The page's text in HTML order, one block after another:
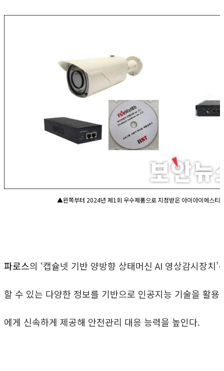
▲왼쪽부터 2024년 제1회 우수제품으로 지정받은 아이아이에스티
파로스의 ‘캡슐넷 기반 양방향 상태머신 AI 영상감시장치
할 수 있는 다양한 정보를 기반으로 인공지능 기술을 활
에게 신속하게 제공해 안전관리 대응 능력을 높인다.